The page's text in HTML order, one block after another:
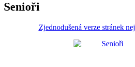
Senioři
Zjednodušená verze stránek